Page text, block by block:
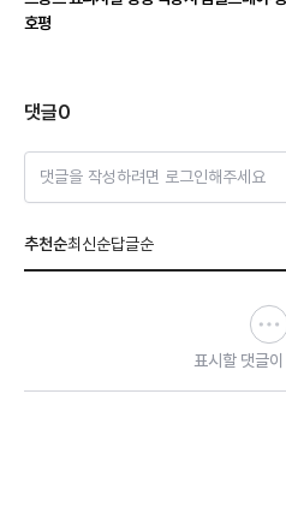
호평
댓글0
댓글을 작성하려면 로그인해주세요
추천순최신순답글순
표시할 댓글